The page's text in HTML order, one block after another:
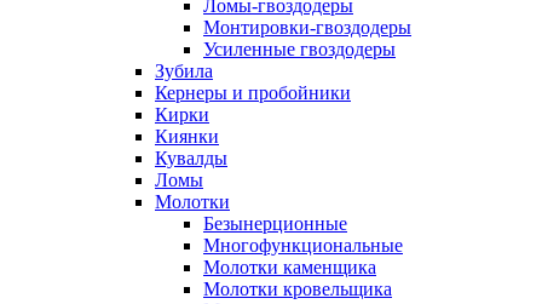
Ломы-гвоздодеры
Монтировки-гвоздодеры
Усиленные гвоздодеры
Зубила
Кернеры и пробойники
Кирки
Киянки
Кувалды
Ломы
Молотки
Безынерционные
Многофункциональные
Молотки каменщика
Молотки кровельщика